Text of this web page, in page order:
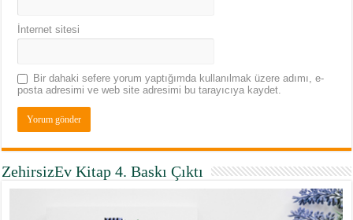
İnternet sitesi
Bir dahaki sefere yorum yaptığımda kullanılmak üzere adımı, e-
posta adresimi ve web site adresimi bu tarayıcıya kaydet.
ZehirsizEv Kitap 4. Baskı Çıktı